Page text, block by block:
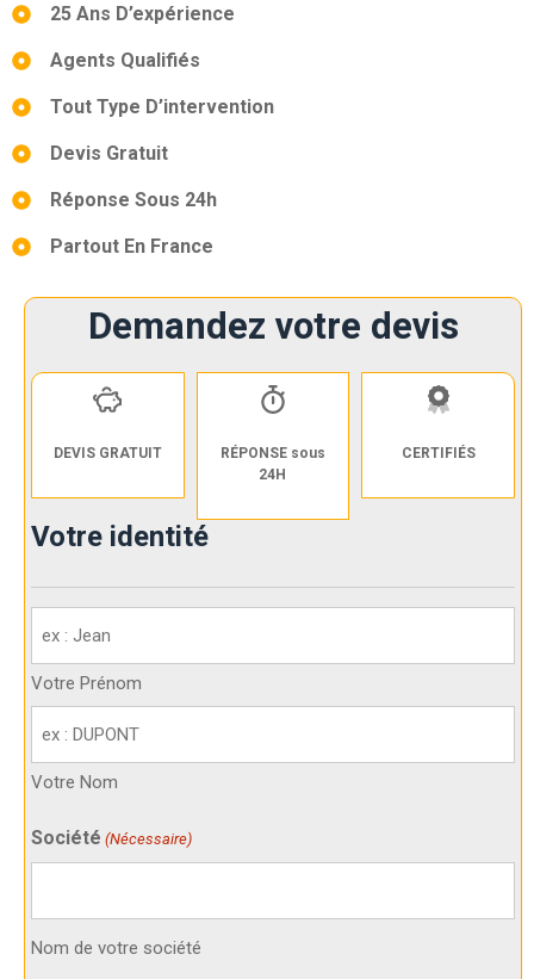
25 Ans D’expérience
Agents Qualifiés
Tout Type D’intervention
Devis Gratuit
Réponse Sous 24h
Partout En France
Demandez votre devis
DEVIS GRATUIT
RÉPONSE sous
24H
CERTIFIÉS
Votre identité
identité
(Nécessaire)
Votre Prénom
Votre Nom
Société (Nécessaire)
Nom de votre société